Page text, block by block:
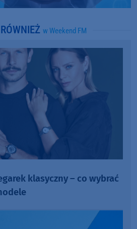
w Weekend FM
klasyczny – co wybrać